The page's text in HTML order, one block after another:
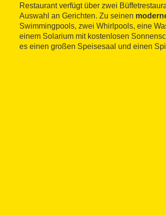
Restaurant verfügt über zwei
Auswahl an Gerichten. Zu seinen
Swimmingpools, zwei Whirlpools, eine
einem Solarium mit kostenlosen
es einen großen Speisesaal und einen